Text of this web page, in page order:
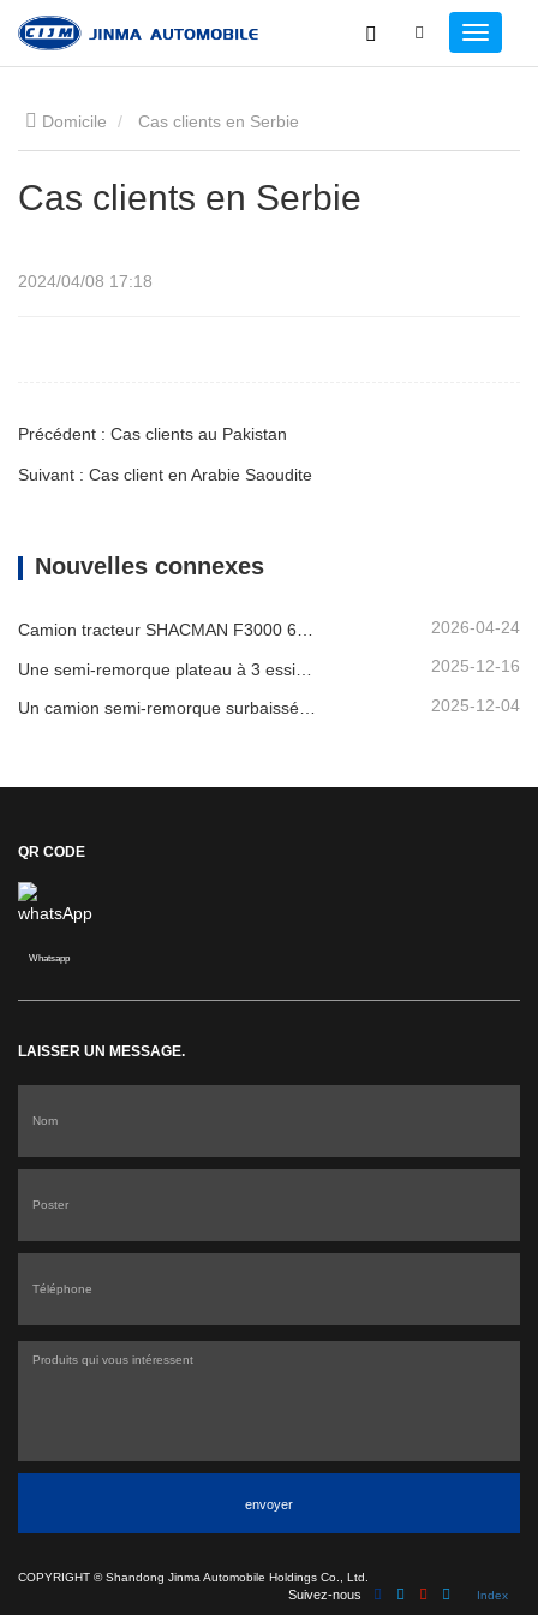
Domicile Cas clients en Serbie
Cas clients en Serbie
2024/04/08 17:18
Précédent : Cas clients au Pakistan
Suivant : Cas client en Arabie Saoudite
Nouvelles connexes
Camion tracteur SHACMAN F3000 6x4 d'occasion prêt à être expédié au Nigéria 2026-04-24
2025-12-16
2025-12-04
QR CODE
Whatsapp
LAISSER UN MESSAGE.
envoyer
COPYRIGHT ©Shandong Jinma Automobile Holdings Co., Ltd.
Suivez-nous Index